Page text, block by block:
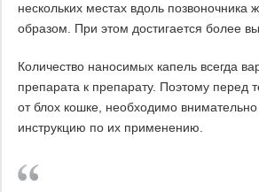
нескольких местах вдоль позвоночника
образом. При этом достигается более
Количество наносимых капель всегда
препарата к препарату. Поэтому перед
от блох кошке, необходимо внимательно
инструкцию по их применению.